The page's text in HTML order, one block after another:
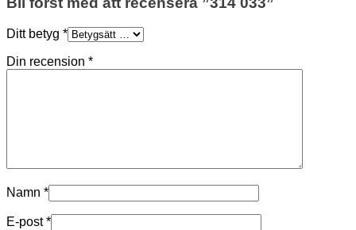
Ditt betyg *
Din recension *
Namn *
E-post*